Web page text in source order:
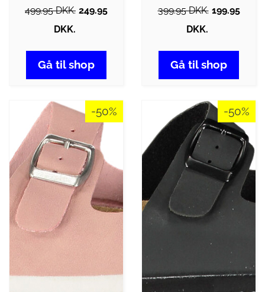
499.95 DKK. 249.95
DKK.
Gå til shop
399.95 DKK. 199.95
DKK.
Gå til shop
-50% -50%